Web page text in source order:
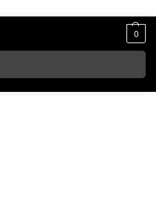
0
compras superiores a $250.000